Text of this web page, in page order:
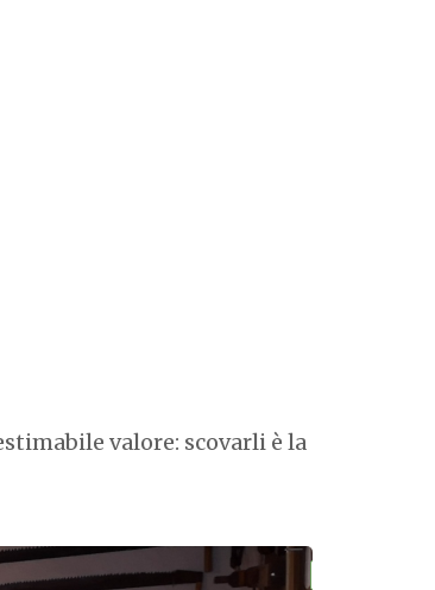
valore: scovarli è la